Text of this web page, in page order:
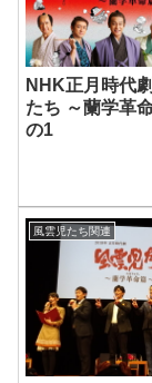
NHK正月時代
たち ～蘭学革
の1
風雲児たち関連